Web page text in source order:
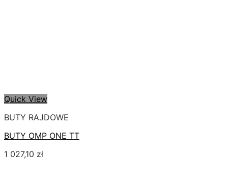
Quick View
BUTY RAJDOWE
BUTY OMP ONE TT
1 027,10 zł